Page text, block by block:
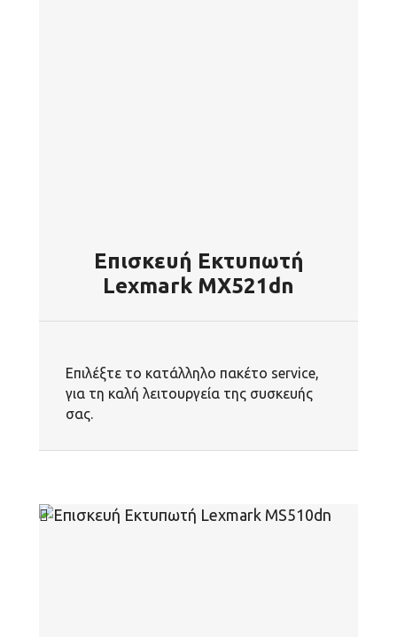
Επισκευή Εκτυπωτή
Lexmark MX521dn
Επιλέξτε το κατάλληλο πακέτο service,
για τη καλή λειτουργεία της συσκευής
σας.